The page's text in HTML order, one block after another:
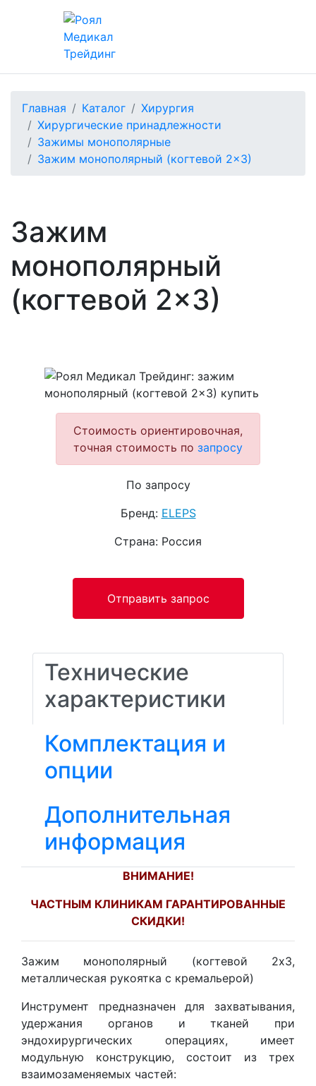
Главная Каталог
Хирургия
Хирургические принадлежности
Зажимы монополярные
Зажим монополярный (когтевой 2×3)
Зажим
монополярный
(когтевой 2×3)
Стоимость ориентировочная,
точная стоимость по запросу
По запросу
Бренд: ELEPS
Страна: Россия
Отправить запрос
Технические
характеристики
Комплектация и
опции
Дополнительная
информация
ВНИМАНИЕ!
ЧАСТНЫМ КЛИНИКАМ ГАРАНТИРОВАННЫЕ
СКИДКИ!
Зажим монополярный (когтевой 2х3,
металлическая рукоятка с кремальерой)
Инструмент предназначен для захватывания,
удержания органов и тканей при
эндохирургических операциях, имеет
модульную конструкцию, состоит из трех
взаимозаменяемых частей: